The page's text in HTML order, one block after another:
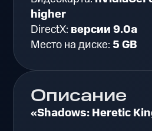
Описание
«Shadows: Heretic
higher
DirectX: версии 9.0a
Место на диске:5 GB